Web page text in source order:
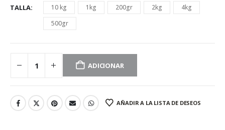
TALLA 10 kg 1kg 200gr 2kg
4kg
500gr
ADICIONAR
AÑADIR A LA LISTA DE DESEOS